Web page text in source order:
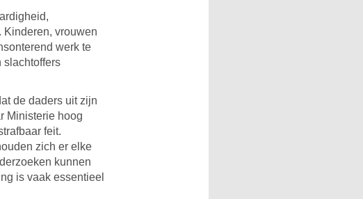
vrouwen
werk te
slachtoffers
de daders uit zijn
Ministerie hoog
feit.
zich er elke
kunnen
is vaak essentieel